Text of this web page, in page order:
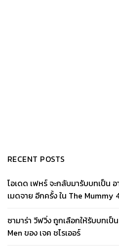
RECENT POSTS
โอเดด เฟหร์ จะกลับมารับบทเป็น
เมดจาย อีกครั้ง ใน The Mummy
ซามาร่า วีฟวิ่ง ถูกเลือกให้รับบทเ
Men ของ เจค ชไรเออร์